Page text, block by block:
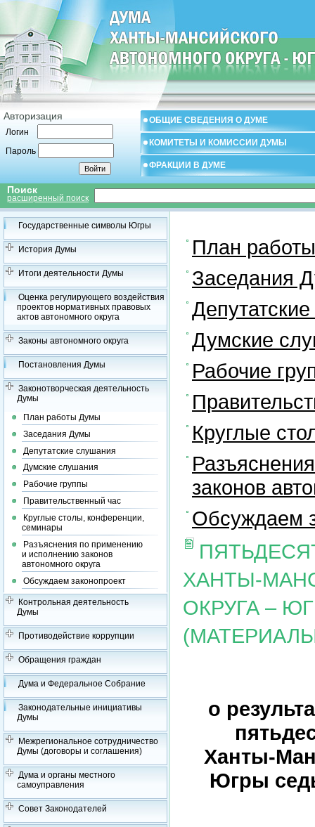
Авторизация
Логин
Пароль
ОБЩИЕ СВЕДЕНИЯ О ДУМЕ
КОМИТЕТЫ И КОМИССИИ ДУМЫ
ФРАКЦИИ В ДУМЕ
Поиск
расширенный поиск
Государственные символы Югры
История Думы
Итоги деятельности Думы
Оценка регулирующего воздействия
проектов нормативных правовых
актов автономного округа
Законы автономного округа
Постановления Думы
Законотворческая деятельность
Думы
План работы Думы
Заседания Думы
Депутатские слушания
Думские слушания
Рабочие группы
Правительственный час
Круглые столы, конференции,
семинары
Разъяснения по применению
и исполнению законов
автономного округа
Обсуждаем законопроект
Контрольная деятельность
Думы
Противодействие коррупции
Обращения граждан
Дума и Федеральное Собрание
Законодательные инициативы
Думы
Межрегиональное сотрудничество
Думы (договоры и соглашения)
Дума и органы местного
самоуправления
Совет Законодателей
План
Заседания
Думские
Рабочие
Круглые
законов
Обсуждаем
ХАНТЫ-
ОКРУГА –
о
Ханты-
Югры